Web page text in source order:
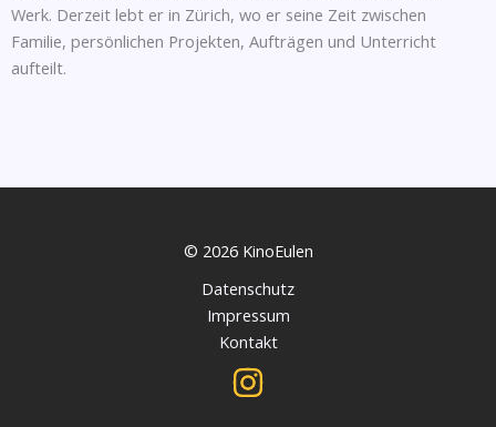
Werk. Derzeit lebt er in Zürich, wo er seine Zeit zwischen
Familie, persönlichen Projekten, Aufträgen und Unterricht
aufteilt.
© 2026 KinoEulen
Datenschutz
Impressum
Kontakt